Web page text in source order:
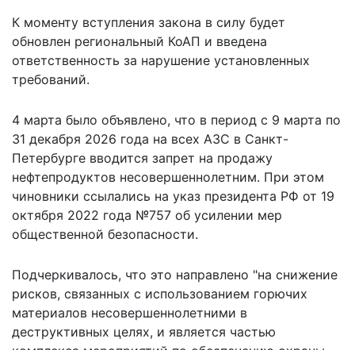
К моменту вступления закона в силу будет
обновлен региональный КоАП и введена
ответственность за нарушение установленных
требований.
4 марта было объявлено, что в период с 9 марта по
31 декабря 2026 года на всех АЗС в Санкт-
Петербурге вводится запрет на продажу
нефтепродуктов несовершеннолетним. При этом
чиновники ссылались на указ президента РФ от 19
октября 2022 года №757 об усилении мер
общественной безопасности.
Подчеркивалось, что это направлено "на снижение
рисков, связанных с использованием горючих
материалов несовершеннолетними в
деструктивных целях, и является частью